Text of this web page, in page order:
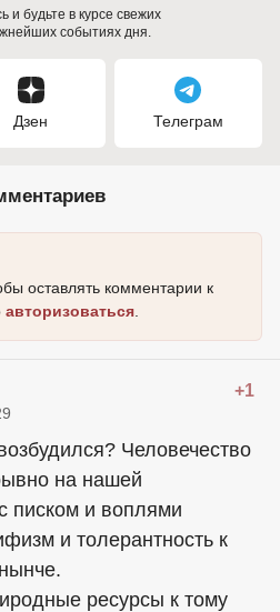
и будьте в курсе свежих
событиях дня.
Дзен Телеграм
оставлять комментарии к
авторизоваться
+1
Человечество
на нашей
писком и воплями
и толерантность к
ресурсы к тому